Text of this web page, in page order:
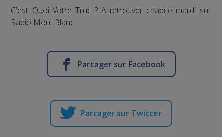
C'est Quoi Votre Truc ? A retrouver chaque mardi sur
Radio Mont Blanc.
Partager sur Facebook
Partager sur Twitter